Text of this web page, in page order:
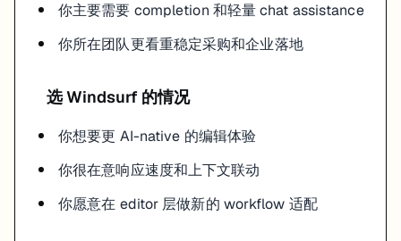
你主要需要 completion 和轻量 chat assistance
你所在团队更看重稳定采购和企业落地
选 Windsurf 的情况
你想要更 AI-native 的编辑体验
你很在意响应速度和上下文联动
你愿意在 editor 层做新的 workflow 适配